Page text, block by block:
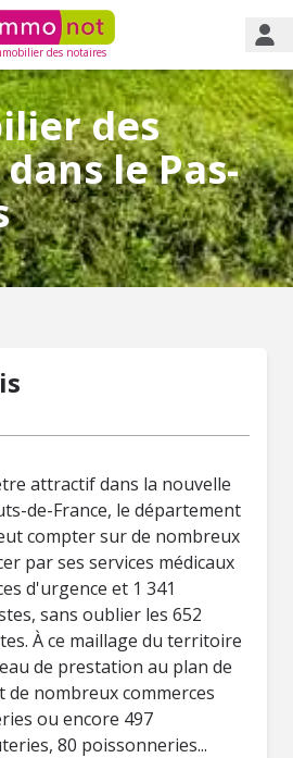
des notaires
des
le Pas-
attractif dans la nouvelle
de-France, le département
compter sur de nombreux
par ses services médicaux
d'urgence et 1 341
sans oublier les 652
À ce maillage du territoire
de prestation au plan de
de nombreux commerces
ou encore 497
80 poissonneries...